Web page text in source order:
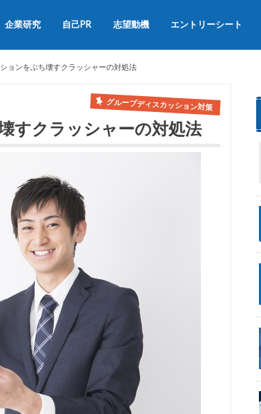
企業研究
会社説明会
OB訪問
自己PR
自己PRの書き方
自己PRの例文集
志望動機
志望動機の書き方
志望動機の例文
エントリーシート
ョンをぶち壊すクラッシャーの対処法
グループディスカッション対策
すクラッシャーの対処法